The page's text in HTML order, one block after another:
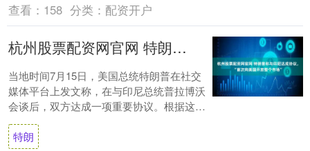
查看： 158 分类： 配资开户
杭州股票配资网官网 特朗普称与印尼达成协议，“首次向美国开放整个市场”
当地时间7月15日，美国总统特朗普在社交
媒体平台上发文称，在与印尼总统普拉博沃
会谈后，双方达成一项重要协议。根据这
项“具有里程碑意义的协议”，印尼“首次向美
国开....
特朗